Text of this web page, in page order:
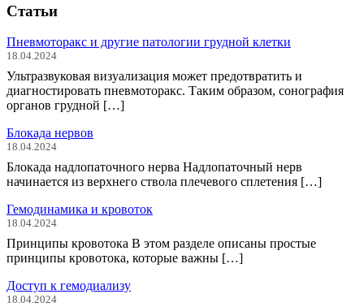
Статьи
Пневмоторакс и другие патологии грудной клетки
18.04.2024
Ультразвуковая визуализация может предотвратить и
диагностировать пневмоторакс. Таким образом, сонография
органов грудной […]
Блокада нервов
18.04.2024
Блокада надлопаточного нерва Надлопаточный нерв
начинается из верхнего ствола плечевого сплетения […]
Гемодинамика и кровоток
18.04.2024
Принципы кровотока В этом разделе описаны простые
принципы кровотока, которые важны […]
Доступ к гемодиализу
18.04.2024